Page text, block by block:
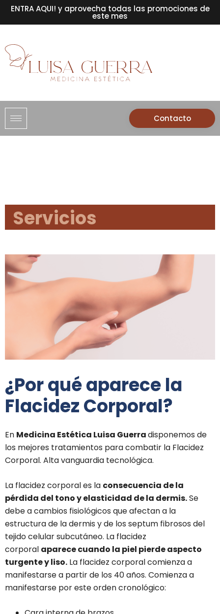
ENTRA AQUI! y aprovecha todas las promociones de
este mes
Contacto
¿Por qué aparece la
Flacidez Corporal?
En Medicina Estética Luisa Guerradisponemos de
los mejores tratamientos para combatir la Flacidez
Corporal. Alta vanguardia tecnológica.
La flacidez corporal es la consecuencia de la
pérdida del tono y elasticidad de la dermis.Se
debe a cambios fisiológicos que afectan a la
estructura de la dermis y de los septum fibrosos del
tejido celular subcutáneo. La flacidez
corporal aparece cuando la piel pierde aspecto
turgente y liso. La flacidez corporal comienza a
manifestarse a partir de los 40 años. Comienza a
manifestarse por este orden cronológico:
Servicios